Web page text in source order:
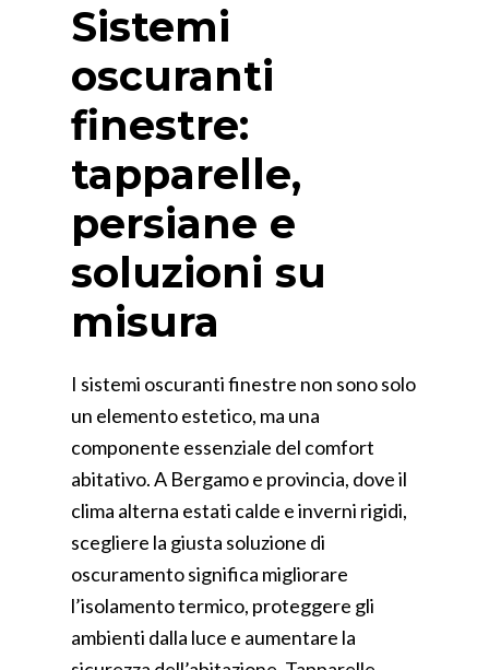
Sistemi
oscuranti
finestre:
tapparelle,
persiane e
soluzioni su
misura
I sistemi oscuranti finestre non sono solo
un elemento estetico, ma una
componente essenziale del comfort
abitativo. A Bergamo e provincia, dove il
clima alterna estati calde e inverni rigidi,
scegliere la giusta soluzione di
oscuramento significa migliorare
l’isolamento termico, proteggere gli
ambienti dalla luce e aumentare la